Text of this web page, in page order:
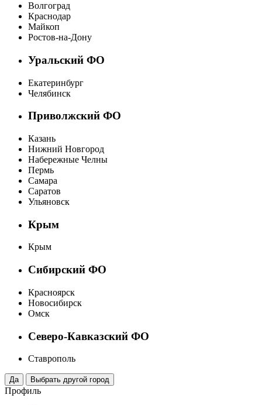
Волгоград
Краснодар
Майкоп
Ростов-на-Дону
Уральский ФО
Екатеринбург
Челябинск
Приволжский ФО
Казань
Нижний Новгород
Набережные Челны
Пермь
Самара
Саратов
Ульяновск
Крым
Крым
Сибирский ФО
Красноярск
Новосибирск
Омск
Северо-Кавказский ФО
Ставрополь
Профиль